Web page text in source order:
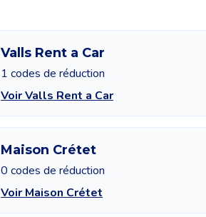
Valls Rent a Car
1 codes de réduction
Voir Valls Rent a Car
Maison Crétet
0 codes de réduction
Voir Maison Crétet